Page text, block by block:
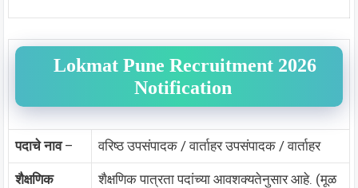
Lokmat Pune Recruitment 2026
Notification
पदाचे नाव– वरिष्ठ उपसंपादक / वार्ताहर उपसंपादक / वार्ताहर
शैक्षणिक
शैक्षणिक पात्रता पदांच्या आवशक्यतेनुसार आहे. (मूळ